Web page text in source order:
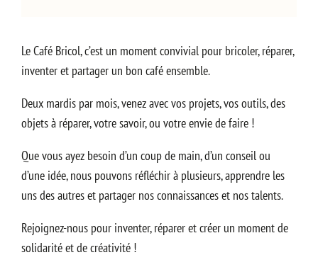
Le Café Bricol, c’est un moment convivial pour bricoler, réparer,
inventer et partager un bon café ensemble.
Deux mardis par mois, venez avec vos projets, vos outils, des
objets à réparer, votre savoir, ou votre envie de faire !
Que vous ayez besoin d’un coup de main, d’un conseil ou
d’une idée, nous pouvons réfléchir à plusieurs, apprendre les
uns des autres et partager nos connaissances et nos talents.
Rejoignez-nous pour inventer, réparer et créer un moment de
solidarité et de créativité !